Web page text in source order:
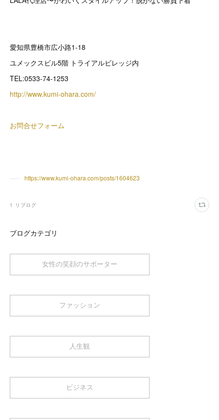
愛知県豊橋市広小路1-18
ユメックスビル5階 トライアルビレッジ内
TEL:0533-74-1253
http://www.kumi-ohara.com/
お問合せフォーム
https://www.kumi-ohara.com/posts/1604623
1 リブログ
ブログカテゴリ
女性の笑顔のサポーター
ファッション
人生観
ビジネス